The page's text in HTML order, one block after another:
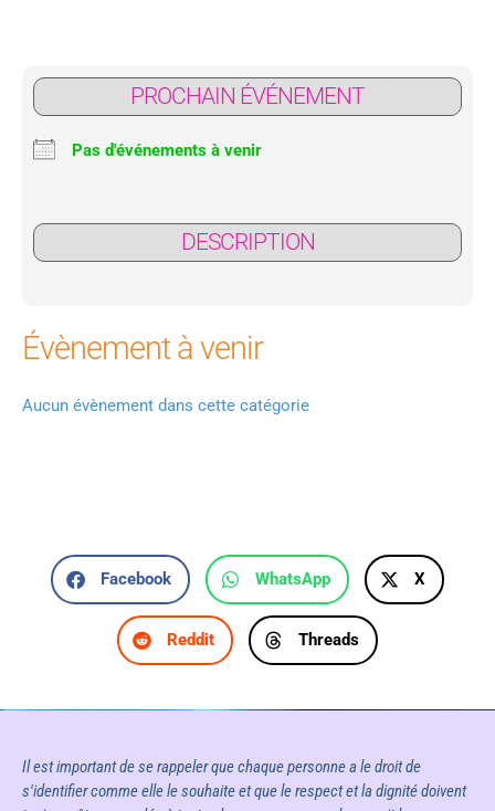
PROCHAIN ÉVÉNEMENT
Pas d'événements à venir
DESCRIPTION
Évènement à venir
Aucun évènement dans cette catégorie
Facebook WhatsApp X
Reddit Threads
Il est important de se rappeler que chaque personne a le droit de
s'identifier comme elle le souhaite et que le respect et la dignité doivent